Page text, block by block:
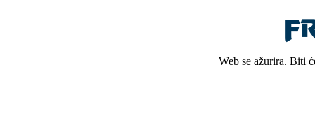
Web se ažurira. Biti